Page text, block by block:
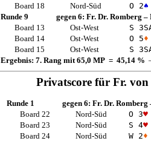
Board 18
Nord-Süd O 2♠
Runde 9
gegen 6: Fr. Dr. Romberg –
Board 13
Ost-West S 3
Board 14
Ost-West O 5♦
Board 15
Ost-West S 3
Ergebnis: 7. Rang mit 65,0 MP = 45,14 %
Privatscore für Fr.
Runde 1 gegen 6: Fr. Dr. Romberg
Board 22
Nord-Süd O 3♥
Board 23
Nord-Süd S 4♥
Board 24
Nord-Süd W 2♦